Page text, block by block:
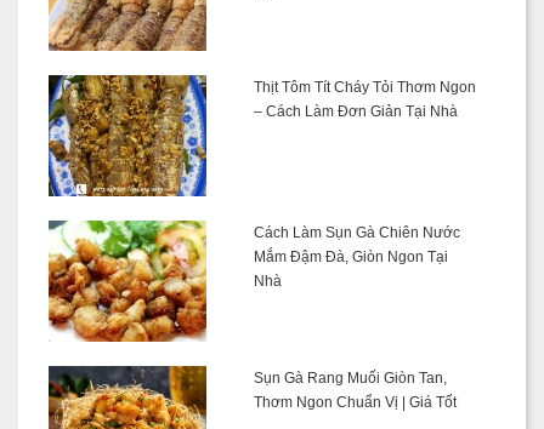
Thịt Tôm Tít Cháy Tỏi Thơm Ngon
– Cách Làm Đơn Giản Tại Nhà
Cách Làm Sụn Gà Chiên Nước
Mắm Đậm Đà, Giòn Ngon Tại
Nhà
Sụn Gà Rang Muối Giòn Tan,
Thơm Ngon Chuẩn Vị | Giá Tốt